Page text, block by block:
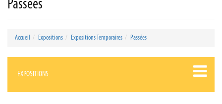
Passées
Accueil Expositions Expositions Temporaires Passées
EXPOSITIONS